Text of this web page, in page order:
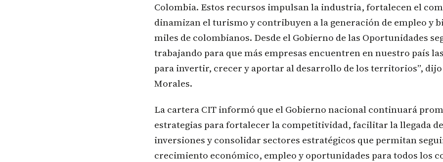
Colombia. Estos recursos impulsan la industria, fortalecen el
dinamizan el turismo y contribuyen a la generación de empleo y
miles de colombianos. Desde el Gobierno de las Oportunidades
trabajando para que más empresas encuentren en nuestro país
para invertir, crecer y aportar al desarrollo de los territorios”,
Morales.
La cartera CIT informó que el Gobierno nacional continuará
estrategias para fortalecer la competitividad, facilitar la llegada
inversiones y consolidar sectores estratégicos que permitan
crecimiento económico, empleo y oportunidades para todos los